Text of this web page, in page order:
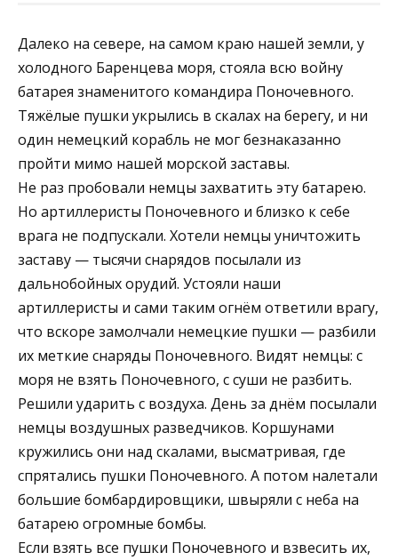
Далеко на севере, на самом краю нашей земли, у
холодного Баренцева моря, стояла всю войну
батарея знаменитого командира Поночевного.
Тяжёлые пушки укрылись в скалах на берегу, и ни
один немецкий корабль не мог безнаказанно
пройти мимо нашей морской заставы.
Не раз пробовали немцы захватить эту батарею.
Но артиллеристы Поночевного и близко к себе
врага не подпускали. Хотели немцы уничтожить
заставу — тысячи снарядов посылали из
дальнобойных орудий. Устояли наши
артиллеристы и сами таким огнём ответили врагу,
что вскоре замолчали немецкие пушки — разбили
их меткие снаряды Поночевного. Видят немцы: с
моря не взять Поночевного, с суши не разбить.
Решили ударить с воздуха. День за днём посылали
немцы воздушных разведчиков. Коршунами
кружились они над скалами, высматривая, где
спрятались пушки Поночевного. А потом налетали
большие бомбардировщики, швыряли с неба на
батарею огромные бомбы.
Если взять все пушки Поночевного и взвесить их,